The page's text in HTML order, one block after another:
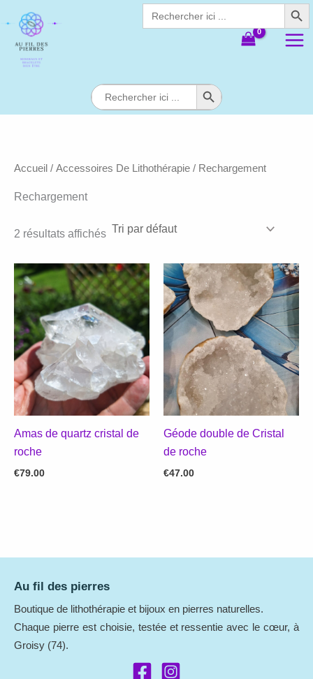
Search
for:
Search
au
contenu
Search
for:
Search Button
Accueil / Accessoires De Lithothérapie / Rechargement
Rechargement
2 résultats affichés
Amas de quartz cristal de
roche
€79.00
Géode double de Cristal
de roche
€47.00
Au fil des pierres
Boutique de lithothérapie et bijoux en pierres naturelles.
Chaque pierre est choisie, testée et ressentie avec le cœur, à
Groisy (74).